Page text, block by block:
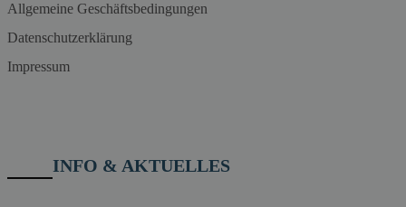
Allgemeine Geschäftsbedingungen
Datenschutzerklärung
Impressum
INFO & AKTUELLES